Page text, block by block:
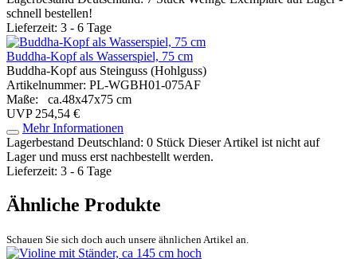
schnell bestellen!
Lieferzeit: 3 - 6 Tage
Buddha-Kopf als Wasserspiel, 75 cm
Buddha-Kopf aus Steinguss (Hohlguss)
Artikelnummer: PL-WGBH01-075AF
Maße: ca.48x47x75 cm
UVP 254,54 €
Mehr Informationen
Lagerbestand Deutschland: 0 Stück Dieser Artikel ist nicht auf
Lager und muss erst nachbestellt werden.
Lieferzeit: 3 - 6 Tage
Ähnliche Produkte
Schauen Sie sich doch auch unsere ähnlichen Artikel an.